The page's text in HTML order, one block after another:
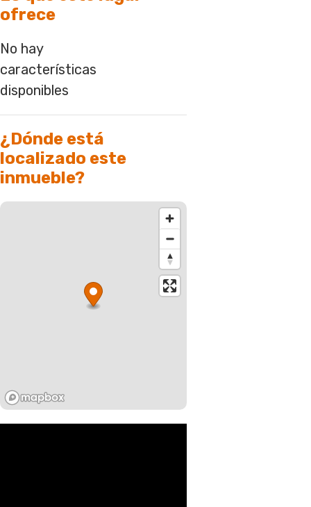
ofrece
No hay
características
disponibles
¿Dónde está
localizado este
inmueble?